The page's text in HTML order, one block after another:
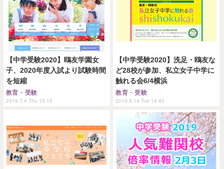
【中学受験2020】鴎友学園女
子、2020年度入試より試験時間
を短縮
教育・受験
2019.7.4 Thu 15:15
【中学受験2020】洗足・鴎友な
ど28校が参加、私立女子中学に
触れる会6/4横浜
教育・受験
2019.5.14 Tue 14:45